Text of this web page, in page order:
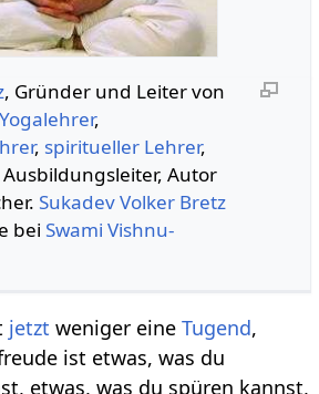
, Gründer und Leiter von
Yogalehrer,
, spiritueller Lehrer,
Autor
Sukadev Volker Bretz
bei Swami Vishnu-
jetzt weniger eineTugend,
ist etwas, was du
etwas, was du spüren kannst,